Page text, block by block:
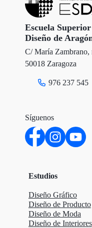
Escuela
Diseño de
C/ María Zambrano,
50018 Zaragoza
976 237 545
Síguenos
Estudios
Diseño Gráfico
Diseño de Producto
Diseño de Moda
Diseño de Interiores